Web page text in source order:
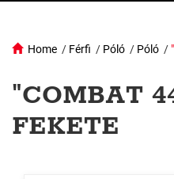
Home / Férfi / Póló / Póló /
"COMBAT
FEKETE